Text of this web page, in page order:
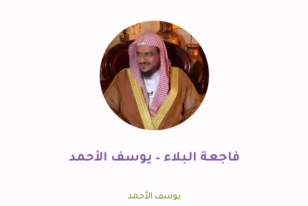
فاجعة البلاء – يوسف الأحمد
يوسف الأحمد